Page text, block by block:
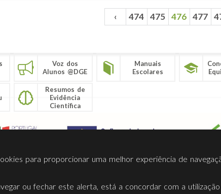
‹ 474 475 476 477
Voz dos
Alunos @DGE
Manuais
Escolares
Resumos de
Evidência
Científica
Privacidade Termos Utilização Contactos Ligações
para proporcionar uma melhor experiência de
ou fechar este alerta, está a concordar com a